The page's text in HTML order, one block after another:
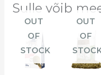
Sulle võib
OUT
OF
STOCK
OUT
OF